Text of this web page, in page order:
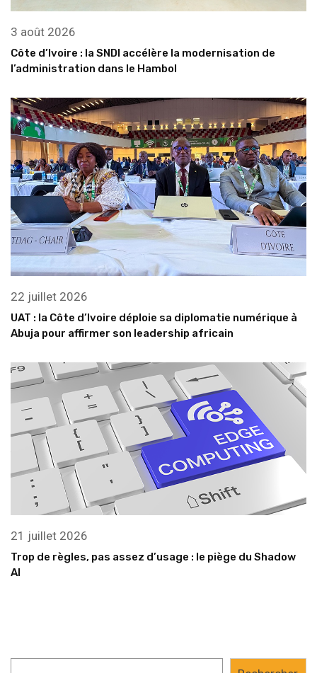
3 août 2026
Côte d’Ivoire : la SNDI accélère la modernisation de
l’administration dans le Hambol
22 juillet 2026
UAT : la Côte d’Ivoire déploie sa diplomatie numérique à
Abuja pour affirmer son leadership africain
21 juillet 2026
Trop de règles, pas assez d’usage : le piège du Shadow
AI